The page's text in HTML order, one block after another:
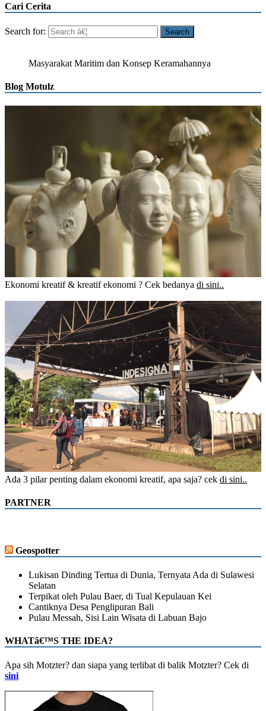
Cari Cerita
Search for:
Masyarakat Maritim dan Konsep Keramahannya
Blog Motulz
Ekonomi kreatif & kreatif ekonomi ? Cek bedanya di sini..
Ada 3 pilar penting dalam ekonomi kreatif, apa saja? cek di sini..
PARTNER
Geospotter
Lukisan Dinding Tertua di Dunia, Ternyata Ada di Sulawesi
Selatan
Terpikat oleh Pulau Baer, di Tual Kepulauan Kei
Cantiknya Desa Penglipuran Bali
Pulau Messah, Sisi Lain Wisata di Labuan Bajo
WHATâ€™S THE IDEA?
Apa sih Motzter? dan siapa yang terlibat di balik Motzter? Cek di
sini